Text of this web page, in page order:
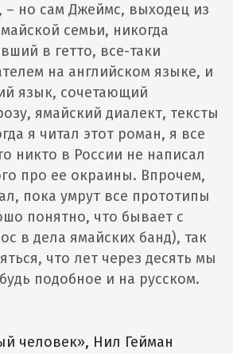
– но сам Джеймс, выходец из
семьи, никогда
в гетто, все-таки
на английском языке, и
язык, сочетающий
ямайский диалект, тексты
я читал этот роман, я все
никто в России не написал
про ее окраины. Впрочем,
пока умрут все прототипы
понятно, что бывает с
в дела ямайских банд), так
что лет через десять мы
подобное и на русском.
человек», Нил Гейман